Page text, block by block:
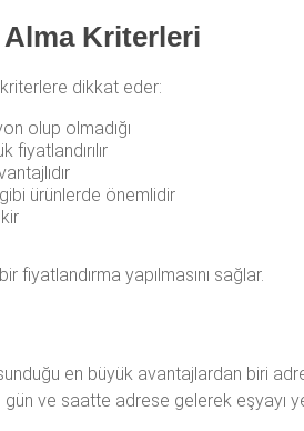
Alma Kriterleri
kriterlere dikkat eder:
olup olmadığı
fiyatlandırılır
ürünlerde önemlidir
fiyatlandırma yapılmasını sağlar.
en büyük avantajlardan biri
ve saatte adrese gelerek eşyayı